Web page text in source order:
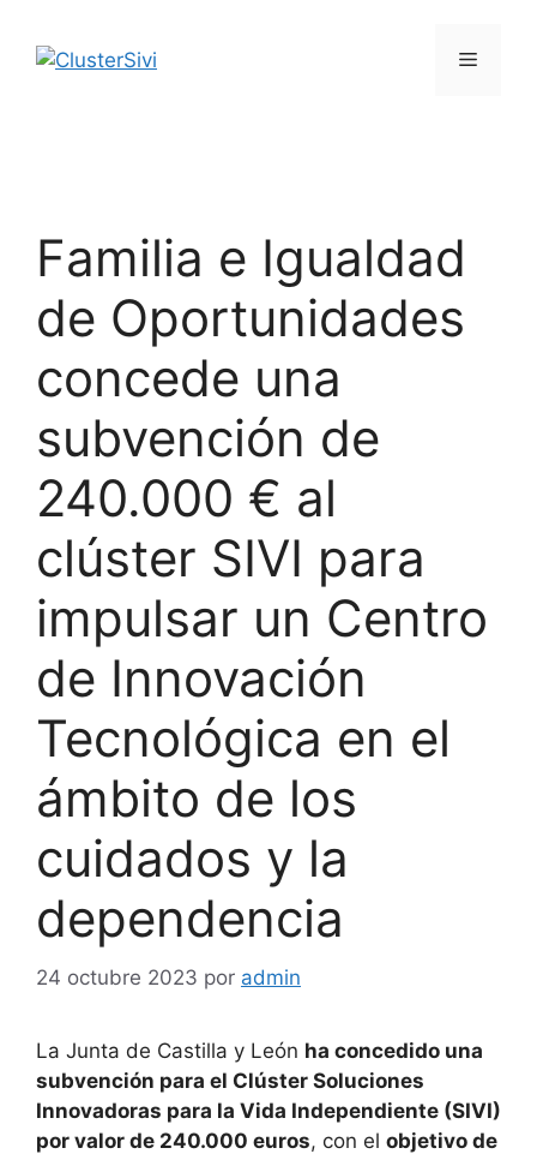
contenido
Menú
Familia e Igualdad
de Oportunidades
concede una
subvención de
240.000 € al
clúster SIVI para
impulsar un Centro
de Innovación
Tecnológica en el
ámbito de los
cuidados y la
dependencia
24 octubre 2023 por admin
La Junta de Castilla y León ha concedido una
subvención para el Clúster Soluciones
Innovadoras para la Vida Independiente (SIVI)
por valor de 240.000 euros, con el objetivo de